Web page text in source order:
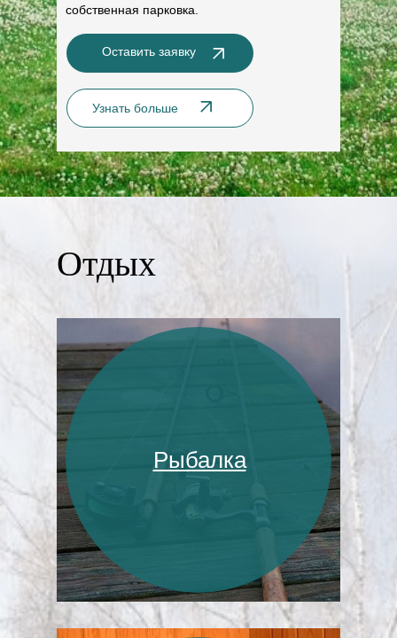
Узнать больше
собственная парковка.
Оставить заявку
Рыбалка
Отдых